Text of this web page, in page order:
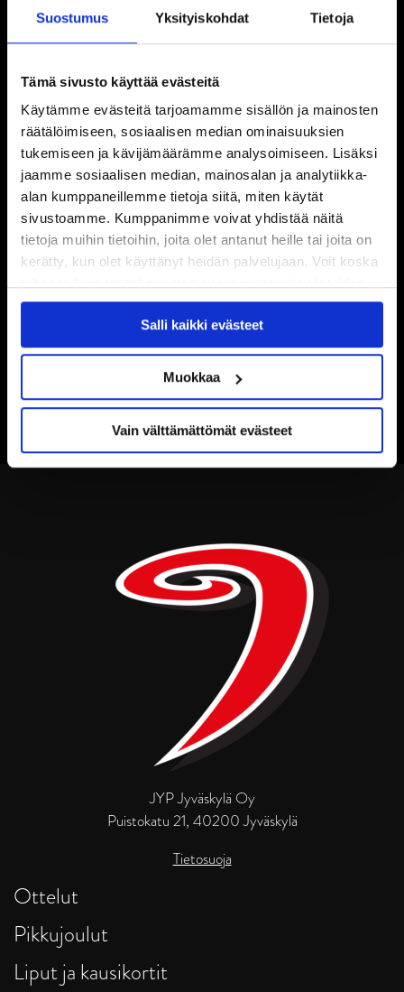
Suostumus Yksityiskohdat Tietoja
Tämä sivusto käyttää evästeitä
Käytämme evästeitä tarjoamamme sisällön ja mainosten
räätälöimiseen, sosiaalisen median ominaisuuksien
tukemiseen ja kävijämäärämme analysoimiseen. Lisäksi
jaamme sosiaalisen median, mainosalan ja analytiikka-
alan kumppaneillemme tietoja siitä, miten käytät
sivustoamme. Kumppanimme voivat yhdistää näitä
tietoja muihin tietoihin, joita olet antanut heille tai joita on
kerätty, kun olet käyttänyt heidän palvelujaan. Voit koska
käytöstäEvästeet-sivultamme.
Salli kaikki evästeet
Muokkaa
Vain välttämättömät evästeet
JYP Jyväskylä Oy
Puistokatu 21, 40200 Jyväskylä
Tietosuoja
Ottelut
Pikkujoulut
Liput ja kausikortit